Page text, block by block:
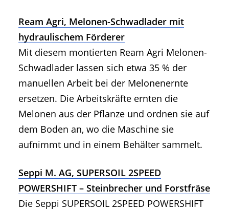
Ream Agri, Melonen-Schwadlader mit
hydraulischem Förderer
Mit diesem montierten Ream Agri Melonen-
Schwadlader lassen sich etwa 35 % der
manuellen Arbeit bei der Melonenernte
ersetzen. Die Arbeitskräfte ernten die
Melonen aus der Pflanze und ordnen sie auf
dem Boden an, wo die Maschine sie
aufnimmt und in einem Behälter sammelt.
Seppi M. AG, SUPERSOIL 2SPEED
POWERSHIFT – Steinbrecher und Forstfräse
Die Seppi SUPERSOIL 2SPEED POWERSHIFT